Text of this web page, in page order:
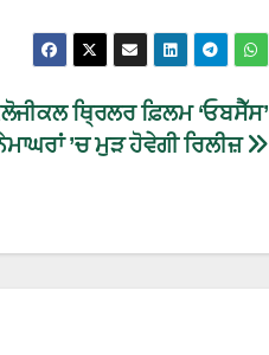
ਥ੍ਰਿਲਰ ਫ਼ਿਲਮ ‘ਓਬਸੈੱਸ’
’ਚ ਮੁੜ ਹੋਵੇਗੀ ਰਿਲੀਜ਼